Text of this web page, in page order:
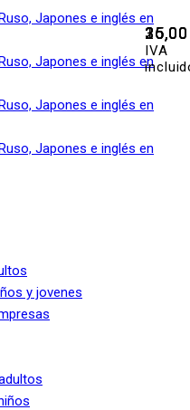
y jovenes
IVA